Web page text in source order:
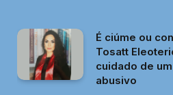
É ciúme ou
Tosatt
cuidado de
abusivo